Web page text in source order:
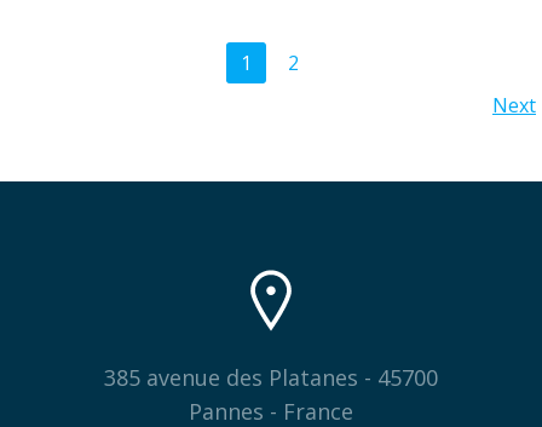
Page
1 Page
2
Next
385 avenue des Platanes - 45700
Pannes - France